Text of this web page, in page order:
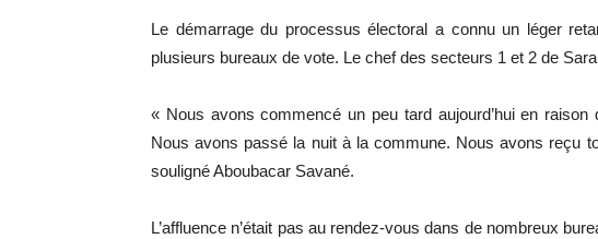
Le démarrage du processus électoral a connu un léger
plusieurs bureaux de vote. Le chef des secteurs 1 et 2 de
« Nous avons commencé un peu tard aujourd’hui en raison
Nous avons passé la nuit à la commune. Nous avons reçu
souligné Aboubacar Savané.
L’affluence n’était pas au rendez-vous dans de nombreux